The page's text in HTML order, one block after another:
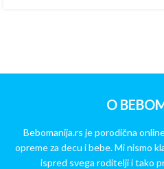
O
Bebomanija.rs je porodična
opreme za decu i bebe. Mi nismo
ispred svega roditelji i tako